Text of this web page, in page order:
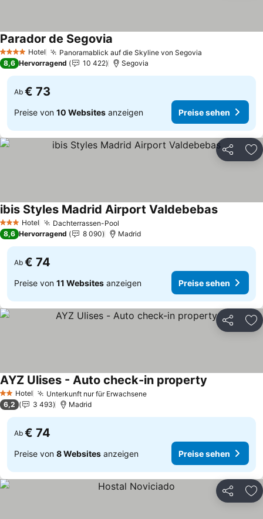
4 Sterne Hotel Panoramablick auf die Skyline von Segovia
Parador de Segovia
8,6 Hervorragend 10 422 Segovia
Ab € 73
Preise von 10 Websites anzeigen Preise sehen
Teilen
3 SterneHotel Dachterrassen-Pool
ibis Styles Madrid Airport ValdebebasPreise
8,6 Hervorragend 8 090 Madrid
Ab € 74
Preise von 11 Websites anzeigen Preise sehen
Teilen
2 Sterne
Hotel Unterkunft nur für ErwachsenePreise sehen
AYZ Ulises - Auto check-in property
6,2 3 493 Madrid
Ab € 74
Preise von 8 Websites anzeigen Preise sehen
Teilen